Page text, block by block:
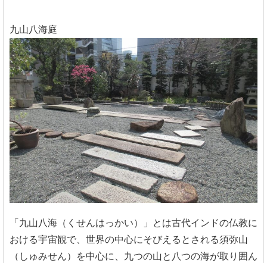
九山八海庭
「九山八海（くせんはっかい）」とは古代インドの仏教に
おける宇宙観で、世界の中心にそびえるとされる須弥山
（しゅみせん）を中心に、九つの山と八つの海が取り囲ん